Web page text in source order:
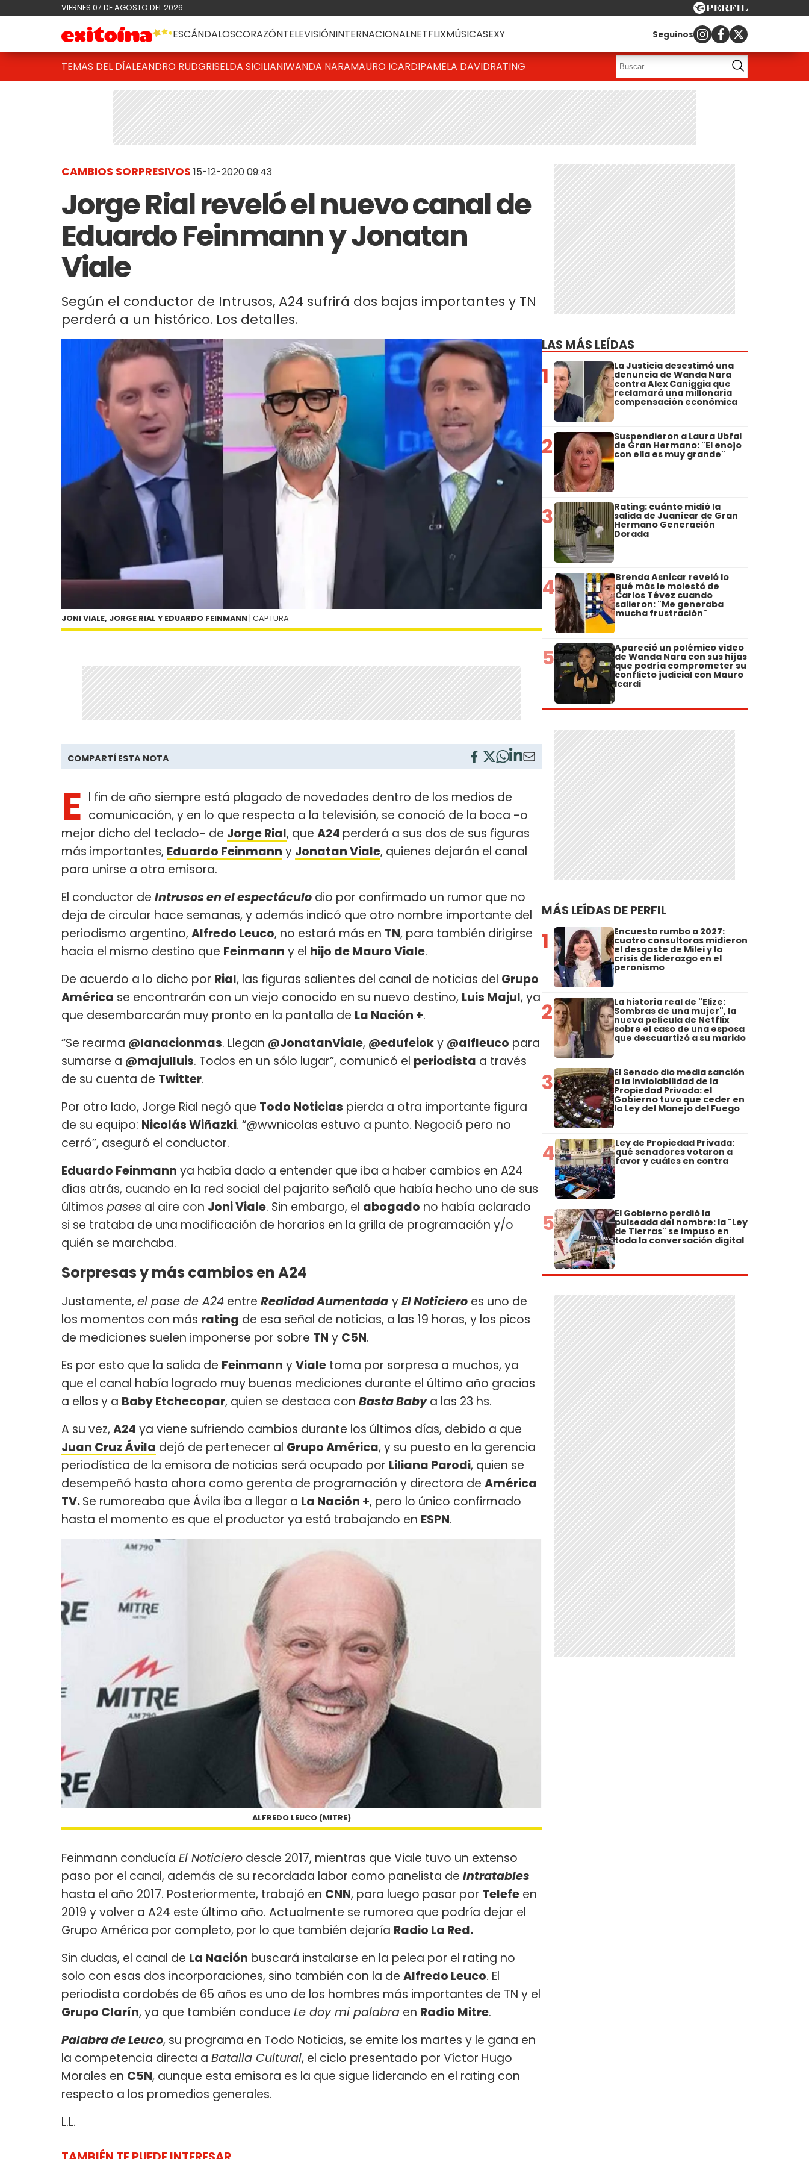
VIERNES 07 DE AGOSTO DEL 2026
ESCÁNDALOSCORAZÓNTELEVISIÓNINTERNACIONALNETFLIXMÚSICASEXY Seguinos
TEMAS DEL DÍALEANDRO RUDGRISELDA SICILIANIWANDA NARAMAURO ICARDIPAMELA DAVIDRATING
CAMBIOS SORPRESIVOS 15-12-2020 09:43
Jorge Rial reveló el nuevo canal de
Eduardo Feinmann y Jonatan
Viale
Según el conductor de Intrusos, A24 sufrirá dos bajas importantes y TN
perderá a un histórico. Los detalles.
JONI VIALE, JORGE RIAL Y EDUARDO FEINMANN | CAPTURA
COMPARTÍ ESTA NOTA
E l fin de año siempre está plagado de novedades dentro de los medios de
comunicación, y en lo que respecta a la televisión, se conoció de la boca -o
mejor dicho del teclado- de Jorge Rial, que A24 perderá a sus dos de sus figuras
más importantes, Eduardo Feinmann y Jonatan Viale, quienes dejarán el canal
para unirse a otra emisora.
El conductor de Intrusos en el espectáculo dio por confirmado un rumor que no
deja de circular hace semanas, y además indicó que otro nombre importante del
periodismo argentino, Alfredo Leuco, no estará más en TN, para también dirigirse
hacia el mismo destino que Feinmann y el hijo de Mauro Viale.
De acuerdo a lo dicho por Rial, las figuras salientes del canal de noticias del Grupo
América se encontrarán con un viejo conocido en su nuevo destino, Luis Majul, ya
que desembarcarán muy pronto en la pantalla de La Nación +.
“Se rearma @lanacionmas. Llegan @JonatanViale, @edufeioky @alfleuco para
sumarse a @majulluis. Todos en un sólo lugar”, comunicó el periodista a través
de su cuenta de Twitter.
Por otro lado, Jorge Rial negó que Todo Noticias pierda a otra importante figura
de su equipo: Nicolás Wiñazki. “@wwnicolas estuvo a punto. Negoció pero no
cerró”, aseguró el conductor.
Eduardo Feinmann ya había dado a entender que iba a haber cambios en A24
días atrás, cuando en la red social del pajarito señaló que había hecho uno de sus
últimos pases al aire con Joni Viale. Sin embargo, el abogado no había aclarado
si se trataba de una modificación de horarios en la grilla de programación y/o
quién se marchaba.
Sorpresas y más cambios en A24
Justamente, el pase de A24 entre Realidad Aumentada yEl Noticiero es uno de
los momentos con más rating de esa señal de noticias, a las 19 horas, y los picos
de mediciones suelen imponerse por sobre TN y C5N.
Es por esto que la salida de Feinmann yViale toma por sorpresa a muchos, ya
que el canal había logrado muy buenas mediciones durante el último año gracias
a ellos y a Baby Etchecopar, quien se destaca con Basta Babya las 23 hs.
A su vez, A24 ya viene sufriendo cambios durante los últimos días, debido a que
Juan Cruz Ávila dejó de pertenecer al Grupo América, y su puesto en la gerencia
periodística de la emisora de noticias será ocupado por Liliana Parodi, quien se
desempeñó hasta ahora como gerenta de programación y directora de América
TV.Se rumoreaba que Ávila iba a llegar a La Nación +, pero lo único confirmado
hasta el momento es que el productor ya está trabajando en ESPN.
ALFREDO LEUCO (MITRE)
Feinmann conducía El Noticiero desde 2017, mientras que Viale tuvo un extenso
paso por el canal, además de su recordada labor como panelista de Intratables
hasta el año 2017. Posteriormente, trabajó en CNN, para luego pasar por Telefe en
2019 y volver a A24 este último año. Actualmente se rumorea que podría dejar el
Grupo América por completo, por lo que también dejaría Radio La Red.
Sin dudas, el canal de La Nación buscará instalarse en la pelea por el rating no
solo con esas dos incorporaciones, sino también con la de Alfredo Leuco. El
periodista cordobés de 65 años es uno de los hombres más importantes de TN y el
Grupo Clarín, ya que también conduce Le doy mi palabra en Radio Mitre.
Palabra de Leuco, su programa en Todo Noticias, se emite los martes y le gana en
la competencia directa a Batalla Cultural, el ciclo presentado por Víctor Hugo
Morales en C5N, aunque esta emisora es la que sigue liderando en el rating con
respecto a los promedios generales.
L.L.
LAS MÁS LEÍDAS
1 La Justicia desestimó una
denuncia de Wanda Nara
contra Alex Caniggia que
reclamará una millonaria
compensación económica
2 Suspendieron a Laura Ubfal
de Gran Hermano: "El enojo
con ella es muy grande"
3 Rating: cuánto midió la
salida de Juanicar de Gran
Hermano Generación
Dorada
4 Brenda Asnicar reveló lo
qué más le molestó de
Carlos Tévez cuando
salieron: "Me generaba
mucha frustración"
5 Apareció un polémico video
de Wanda Nara con sus hijas
que podría comprometer su
conflicto judicial con Mauro
Icardi
MÁS LEÍDAS DE PERFIL
1 Encuesta rumbo a 2027:
cuatro consultoras midieron
el desgaste de Milei y la
crisis de liderazgo en el
peronismo
2 La historia real de "Elize:
Sombras de una mujer", la
nueva película de Netflix
sobre el caso de una esposa
que descuartizó a su marido
3 El Senado dio media sanción
a la Inviolabilidad de la
Propiedad Privada: el
Gobierno tuvo que ceder en
la Ley del Manejo del Fuego
4 Ley de Propiedad Privada:
qué senadores votaron a
favor y cuáles en contra
5 El Gobierno perdió la
pulseada del nombre: la "Ley
de Tierras" se impuso en
toda la conversación digital